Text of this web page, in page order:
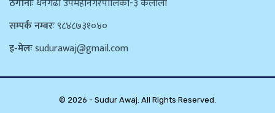
ठेगानाःधनगढी उपमहानगरपालिका-३ कैलाली
सम्पर्क नम्बरः९८४८७३१०४०
इ-मेलःsudurawaj@gmail.com
© 2026 - Sudur Awaj. All Rights Reserved.